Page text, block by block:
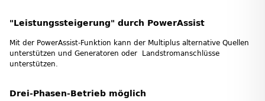
"Leistungssteigerung" durch PowerAssist
Mit der PowerAssist-Funktion kann der Multiplus alternative Quellen
unterstützen und Generatoren oder Landstromanschlüsse
unterstützen.
Drei-Phasen-Betrieb möglich